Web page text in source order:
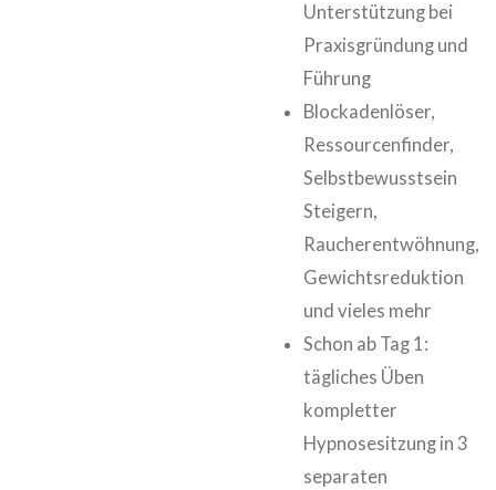
Unterstützung bei
Praxisgründung und
Führung
Blockadenlöser,
Ressourcenfinder,
Selbstbewusstsein
Steigern,
Raucherentwöhnung,
Gewichtsreduktion
und vieles mehr
Schon ab Tag 1:
tägliches Üben
kompletter
Hypnosesitzung in 3
separaten